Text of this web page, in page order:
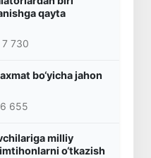
qayta
7 730
bo‘yicha jahon
6 655
milliy
o‘tkazish